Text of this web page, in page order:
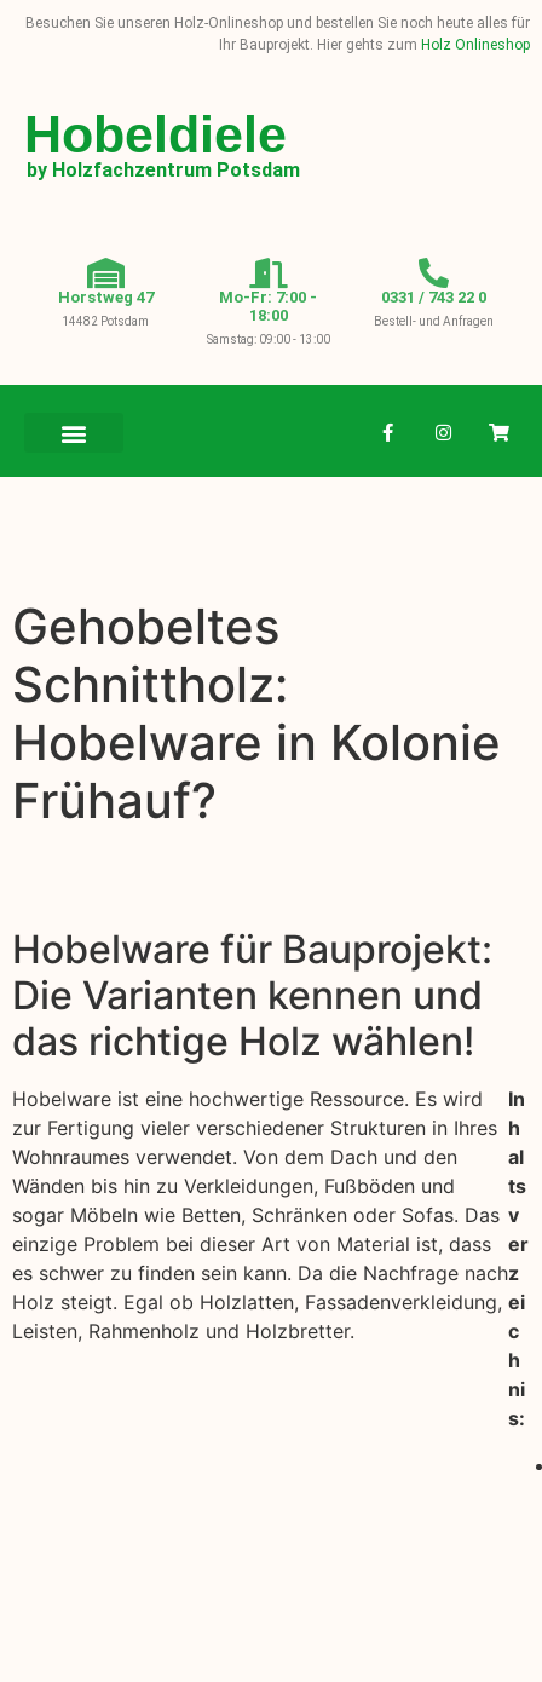
Besuchen Sie unseren Holz-Onlineshop und bestellen Sie noch heute alles für
Ihr Bauprojekt. Hier gehts zum Holz Onlineshop
Hobeldiele
by Holzfachzentrum Potsdam
Horstweg 47
14482 Potsdam
Mo-Fr: 7:00 -
18:00
Samstag: 09:00 - 13:00
0331 / 743 22 0
Bestell- und Anfragen
Gehobeltes
Schnittholz:
Hobelware in Kolonie
Frühauf?
Hobelware für Bauprojekt:
Die Varianten kennen und
das richtige Holz wählen!
Hobelware ist eine hochwertige Ressource. Es wird
zur Fertigung vieler verschiedener Strukturen in Ihres
Wohnraumes verwendet. Von dem Dach und den
Wänden bis hin zu Verkleidungen, Fußböden und
sogar Möbeln wie Betten, Schränken oder Sofas. Das
einzige Problem bei dieser Art von Material ist, dass
es schwer zu finden sein kann. Da die Nachfrage nach
Holz steigt. Egal ob Holzlatten, Fassadenverkleidung,
Leisten, Rahmenholz und Holzbretter.
In
h
al
ts
v
er
z
ei
c
h
ni
s: